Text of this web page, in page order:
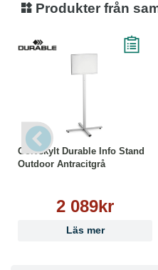
Produkter från
Golvskylt Durable Info Stand
Outdoor Antracitgrå
2 089kr
Läs mer